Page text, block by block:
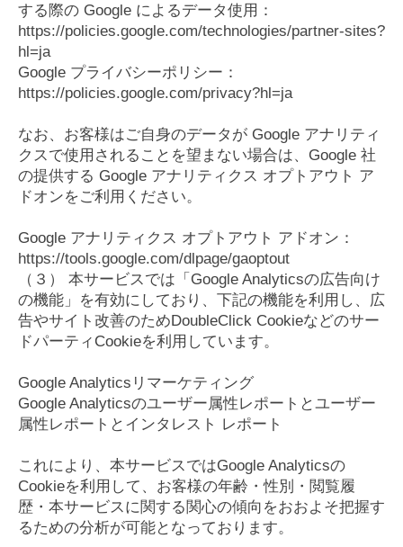
する際の Google によるデータ使用：
https://policies.google.com/technologies/partner-sites?
hl=ja
Google プライバシーポリシー：
https://policies.google.com/privacy?hl=ja
なお、お客様はご自身のデータが Google アナリティ
クスで使用されることを望まない場合は、Google 社
の提供する Google アナリティクス オプトアウト ア
ドオンをご利用ください。
Google アナリティクス オプトアウト アドオン：
https://tools.google.com/dlpage/gaoptout
（３） 本サービスでは「Google Analyticsの広告向け
の機能」を有効にしており、下記の機能を利用し、広
告やサイト改善のためDoubleClick Cookieなどのサー
ドパーティCookieを利用しています。
Google Analyticsリマーケティング
Google Analyticsのユーザー属性レポートとユーザー
属性レポートとインタレスト レポート
これにより、本サービスではGoogle Analyticsの
Cookieを利用して、お客様の年齢・性別・閲覧履
歴・本サービスに関する関心の傾向をおおよそ把握す
るための分析が可能となっております。